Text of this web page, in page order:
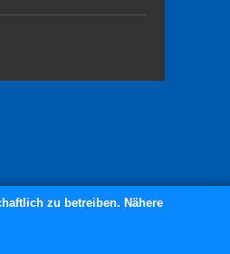
zu betreiben. Nähere